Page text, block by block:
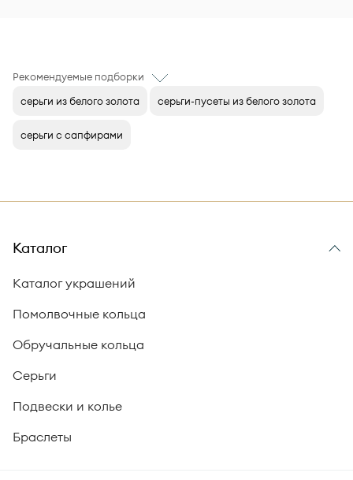
Рекомендуемые подборки
серьги из белого золота
серьги-пусеты из белого золота
серьги с сапфирами
Каталог
Каталог украшений
Помолвочные кольца
Обручальные кольца
Серьги
Подвески и колье
Браслеты